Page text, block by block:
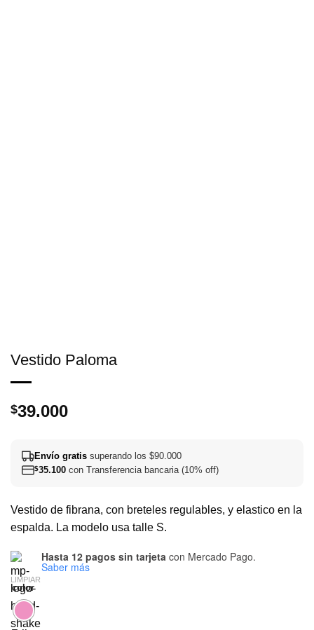
Vestido Paloma
$39.000
Envío gratis superando los $90.000
$35.100 con Transferencia bancaria (10% off)
Vestido de fibrana, con breteles regulables, y elastico en la
espalda. La modelo usa talle S.
Hasta 12 pagos sin tarjeta con Mercado Pago.
Saber más
color
LIMPIAR